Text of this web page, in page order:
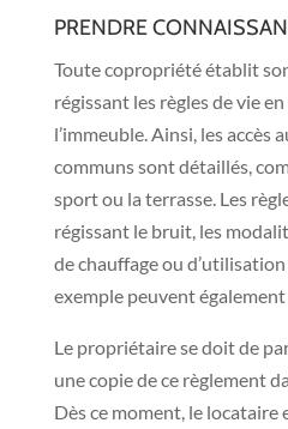
PRENDRE
Toute copropriété établit
régissant les règles de vie
l’immeuble. Ainsi, les accès
communs sont détaillés,
sport ou la terrasse. Les
régissant le bruit, les
de chauffage ou
exemple peuvent
Le propriétaire se doit de
une copie de ce règlement
Dès ce moment, le locataire